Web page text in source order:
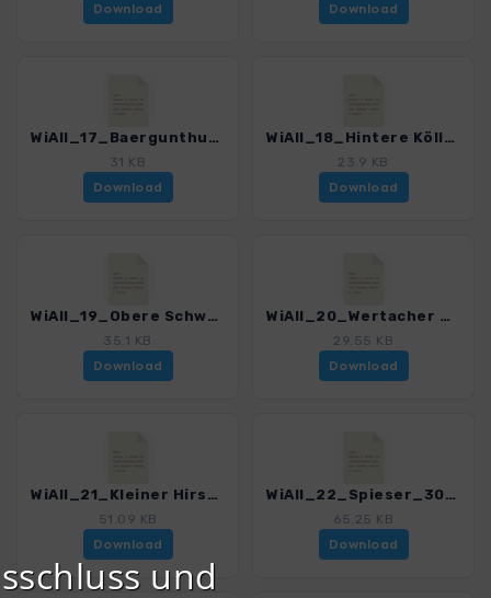
Download
Download
WiAll_17_Baergunthuette_3029_5.gpx
31 KB
Download
WiAll_18_Hintere Köllealp_3029_5.gpx
23.9 KB
Download
WiAll_19_Obere Schwandalp_3029_5.gpx
35.1 KB
Download
WiAll_20_Wertacher Hoernle_3029_5.gpx
29.55 KB
Download
WiAll_21_Kleiner Hirschberg_3029_5.gpx
51.09 KB
Download
WiAll_22_Spieser_3029_5.gpx
65.25 KB
Download
und